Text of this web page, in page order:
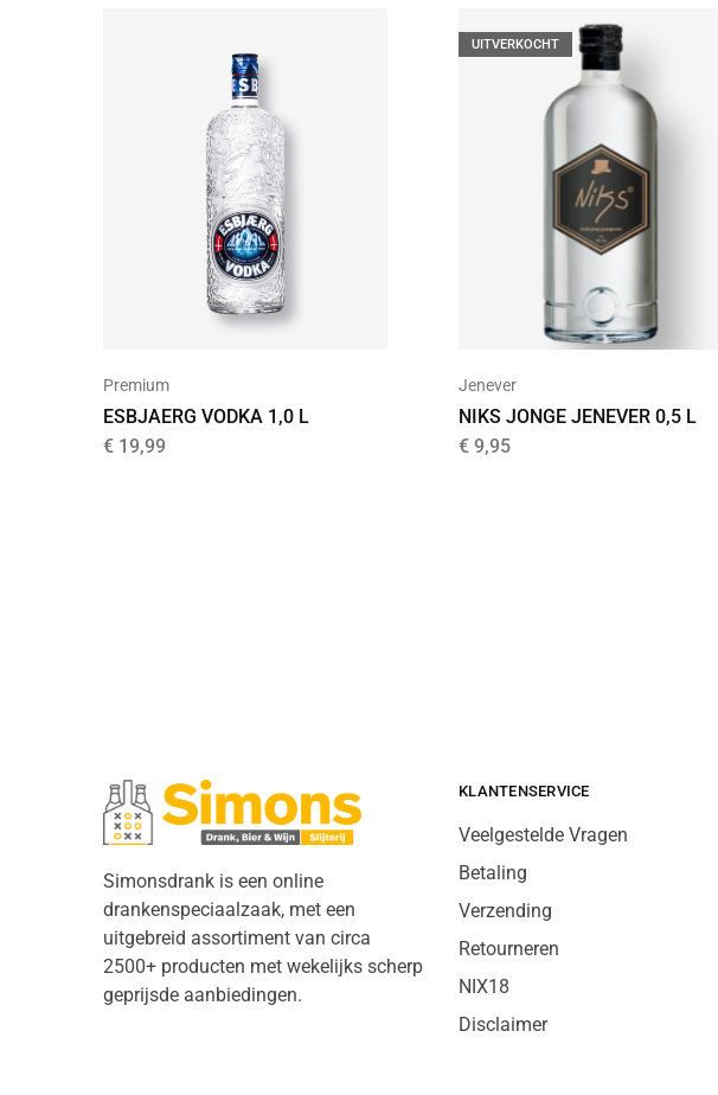
Premium
ESBJAERG VODKA 1,0 L
€ 19,99
UITVERKOCHT
Jenever
NIKS JONGE JENEVER 0,5 L
€ 9,95
Simonsdrank is een online
drankenspeciaalzaak, met een
uitgebreid assortiment van circa
2500+ producten met wekelijks scherp
geprijsde aanbiedingen.
KLANTENSERVICE
Veelgestelde Vragen
Betaling
Verzending
Retourneren
NIX18
Disclaimer